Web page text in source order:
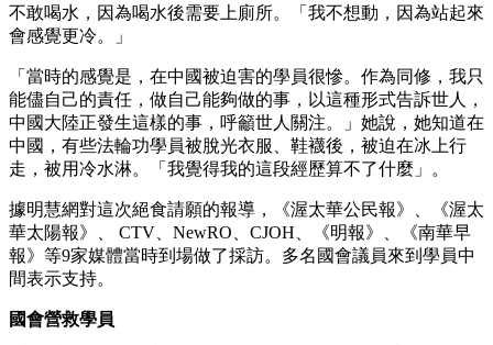
不敢喝水，因為喝水後需要上廁所。「我不想動，因為站起來
會感覺更冷。」
「當時的感覺是，在中國被迫害的學員很慘。作為同修，我只
能儘自己的責任，做自己能夠做的事，以這種形式告訴世人，
中國大陸正發生這樣的事，呼籲世人關注。」她說，她知道在
中國，有些法輪功學員被脫光衣服、鞋襪後，被迫在冰上行
走，被用冷水淋。「我覺得我的這段經歷算不了什麼」。
據明慧網對這次絕食請願的報導，《渥太華公民報》、《渥太
華太陽報》、 CTV、NewRO、CJOH、《明報》、《南華早
報》等9家媒體當時到場做了採訪。多名國會議員來到學員中
間表示支持。
國會營救學員